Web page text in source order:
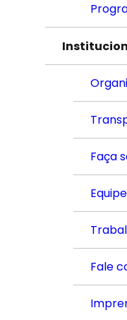
Faça
Equipe
Fale